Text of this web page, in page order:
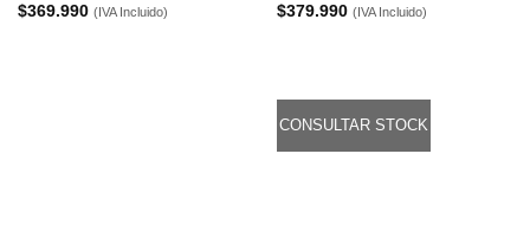
$369.990 (IVA Incluido)
$379.990 (IVA Incluido)
CONSULTAR STOCK